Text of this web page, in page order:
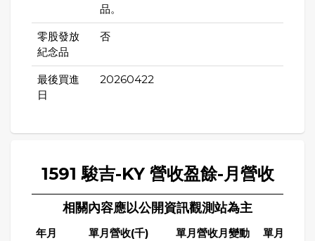
品。
零股發放
紀念品
否
最後買進
日
20260422
1591 駿吉-KY 營收盈餘-月營收
相關內容應以公開資訊觀測站為主
年月 單月營收(千)
單月營收月變動
單月營收